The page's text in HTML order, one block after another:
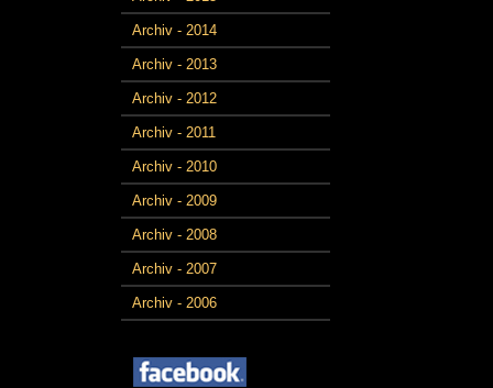
Archiv - 2014
Archiv - 2013
Archiv - 2012
Archiv - 2011
Archiv - 2010
Archiv - 2009
Archiv - 2008
Archiv - 2007
Archiv - 2006